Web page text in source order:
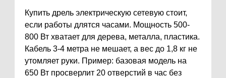
Купить дрель электрическую сетевую стоит,
если работы длятся часами. Мощность 500-
800 Вт хватает для дерева, металла, пластика.
Кабель 3-4 метра не мешает, а вес до 1,8 кг не
утомляет руки. Пример: базовая модель на
650 Вт просверлит 20 отверстий в час без